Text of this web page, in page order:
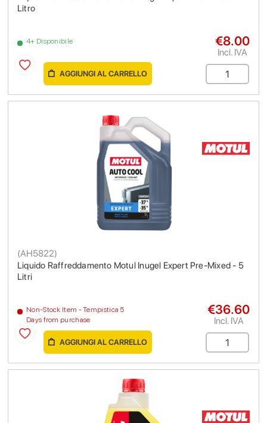
Litro
4+ Disponibile €8.00
Incl. IVA
AGGIUNGI AL CARRELLO
Liquido Raffreddamento Motul Inugel Expert Pre-Mixed - 5
Litri
(AH5822)
Non-Stock Item - Tempistica 5
Days from purchase
€36.60
Incl. IVA
AGGIUNGI AL CARRELLO